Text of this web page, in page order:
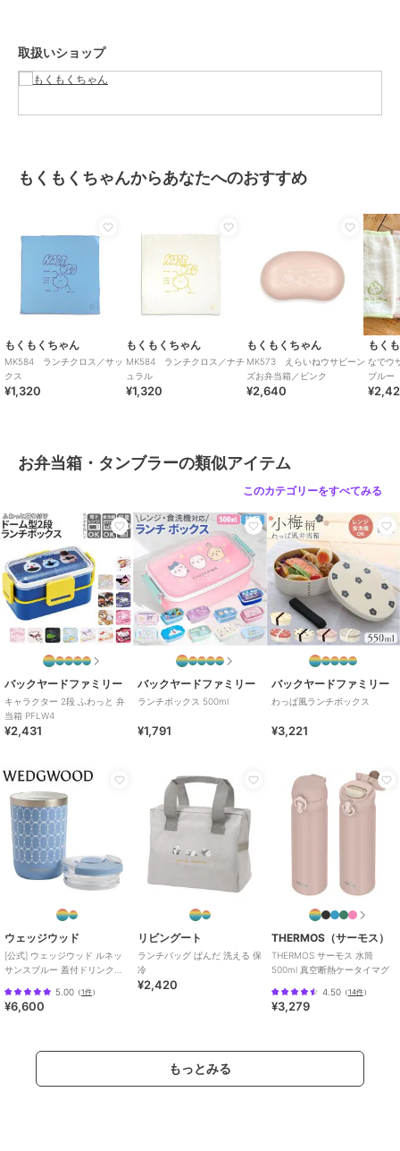
取扱いショップ
もくもくちゃんからあなたへのおすすめ
もくもくちゃん
MK584 ランチクロス／サッ
クス
¥1,320
もくもくちゃん
MK584 ランチクロス／ナチ
ュラル
¥1,320
もくもくちゃん
MK573 えらいねウサビーン
ズお弁当箱／ピンク
¥2,640
もく
なでウ
ブルー
お弁当箱・タンブラーの類似アイテム
このカテゴリーをすべてみる
バックヤードファミリー
キャラクター 2段 ふわっと 弁
当箱 PFLW4
¥2,431
バックヤードファミリー
ランチボックス 500ml
¥1,791
バックヤードファミリー
わっぱ風ランチボックス
¥3,221
ウェッジウッド
[公式] ウェッジウッド ルネッ
サンスブルー 蓋付ドリンクタ
5.00 （1件）
¥6,600
リビングート
ランチバッグ ぱんだ 洗える 保
冷
¥2,420
THERMOS（サーモス）
THERMOS サーモス 水筒
500ml 真空断熱ケータイマグ
4.50（14件）
¥3,279
もっとみる